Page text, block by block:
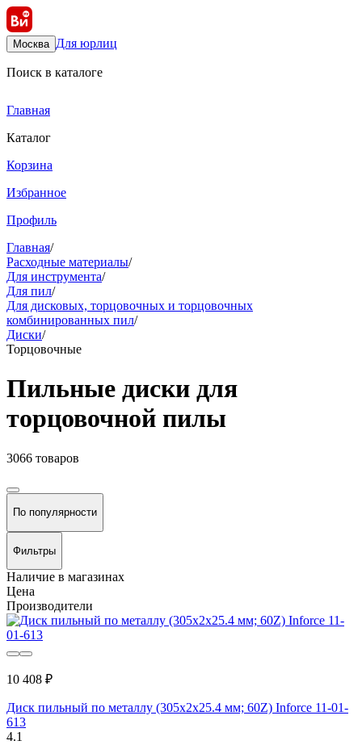
Москва Для юрлиц
Поиск в каталоге
Главная
Каталог
Корзина
Избранное
Профиль
Главная/
Расходные материалы/
Для инструмента/
Для пил/
Для дисковых, торцовочных и торцовочных
комбинированных пил/
Диски/
Торцовочные
Пильные диски для
торцовочной пилы
3066 товаров
По популярности
Фильтры
Наличие в магазинах
Цена
Производители
10 408 ₽
Диск пильный по металлу (305х2x25.4 мм; 60Z) Inforce 11-01-
613
4.1